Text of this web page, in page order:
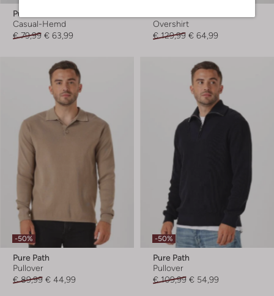
Pure Path
Casual-Hemd
€ 79,99 € 63,99
Overshirt
€ 129,99 € 64,99
-50%
Pure Path
Pullover
€ 89,99 € 44,99
-50%
Pure Path
Pullover
€ 109,99 € 54,99